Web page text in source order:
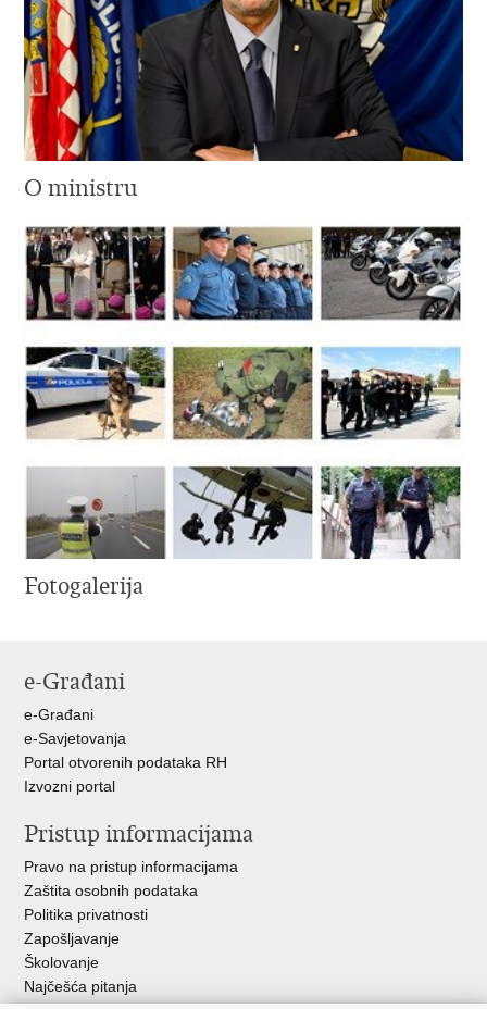
O ministru
Fotogalerija
e-Građani
e-Građani
e-Savjetovanja
Portal otvorenih podataka RH
Izvozni portal
Pristup informacijama
Pravo na pristup informacijama
Zaštita osobnih podataka
Politika privatnosti
Zapošljavanje
Školovanje
Najčešća pitanja